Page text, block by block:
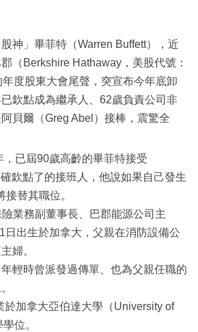
神」畢菲特（Warren Buffett），近
（Berkshire Hathaway，美股代號：
度股東大會尾聲，突宣布今年底卸
欽點成為繼承人、62歲負責公司非
貝爾（Greg Abel）接棒，震驚全
已屆90歲高齡的畢菲特接受
欽點了的接班人，他說如果自己發生
替其職位。
業務副董事長、巴郡能源公司主
日出生於加拿大，父親在消防設備公
婦。
輕時曾派發過傳單、也為父親任職的
於加拿大亞伯達大學（University of
位。